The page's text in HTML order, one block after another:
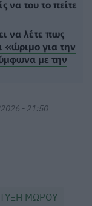
να του το πείτε
να λέτε πως
«ώριμο για την
με την
2026 - 21:50
ΜΩΡΟΥ